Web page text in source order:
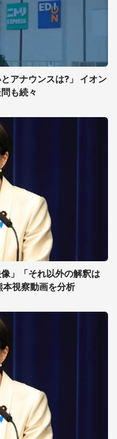
アナウンスは?」 イオン
も続々
」「それ以外の解釈は
視察動画を分析